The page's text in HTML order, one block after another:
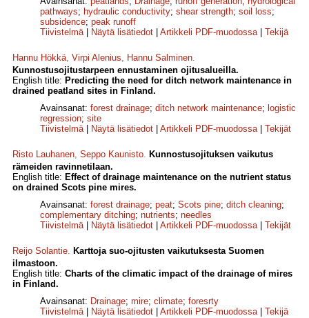
pathways; hydraulic conductivity; shear strength; soil loss;
subsidence; peak runoff
Tiivistelmä| Näytä lisätiedot Artikkeli PDF-muodossa| Tekijä
Hannu Hökkä, Virpi Alenius, Hannu Salminen.
Kunnostusojitustarpeen ennustaminen ojitusalueilla.
English title: Predicting the need for ditch network maintenance in
drained peatland sites in Finland.
Avainsanat: forest drainage; ditch network maintenance; logistic
regression; site
Tiivistelmä| Näytä lisätiedot Artikkeli PDF-muodossa| Tekijät
Risto Lauhanen, Seppo Kaunisto. Kunnostusojituksen vaikutus
rämeiden ravinnetilaan.
English title: Effect of drainage maintenance on the nutrient status
on drained Scots pine mires.
Avainsanat: forest drainage; peat; Scots pine; ditch cleaning;
complementary ditching; nutrients; needles
Tiivistelmä| Näytä lisätiedot Artikkeli PDF-muodossa| Tekijät
Reijo Solantie. Karttoja suo-ojitusten vaikutuksesta Suomen
ilmastoon.
English title: Charts of the climatic impact of the drainage of mires
in Finland.
Avainsanat: Drainage; mire; climate; foresrty
Tiivistelmä| Näytä lisätiedot Artikkeli PDF-muodossa| Tekijä